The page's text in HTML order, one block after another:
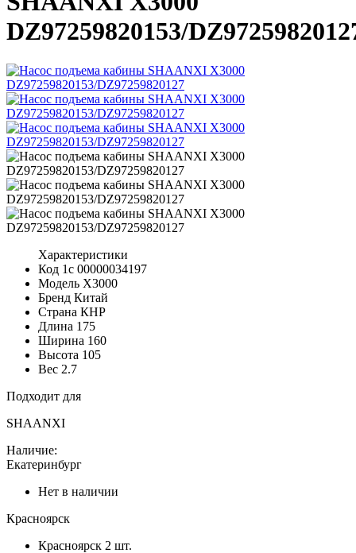
DZ97259820153/
Характеристики
Код 1с 00000034197
Модель X3000
Бренд Китай
Страна КНР
Длина 175
Ширина 160
Высота 105
Вес 2.7
Подходит для
SHAANXI
Наличие:
Екатеринбург
Нет в наличии
Красноярск
Красноярск 2 шт.